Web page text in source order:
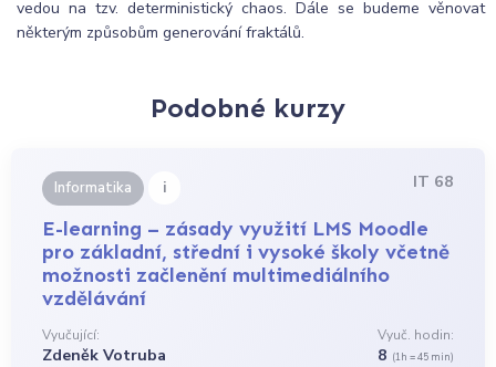
vedou na tzv. deterministický chaos. Dále se budeme věnovat
některým způsobům generování fraktálů.
Podobné kurzy
Informatika i IT 68
E-learning – zásady využití LMS Moodle
pro základní, střední i vysoké školy včetně
možnosti začlenění multimediálního
vzdělávání
Vyučující:
Zdeněk Votruba
Vyuč. hodin:
8 (1h = 45 min)